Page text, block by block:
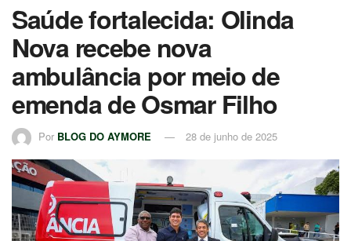
Saúde fortalecida: Olinda
Nova recebe nova
ambulância por meio de
emenda de Osmar Filho
Por BLOG DO AYMORE 28 de junho de 2025